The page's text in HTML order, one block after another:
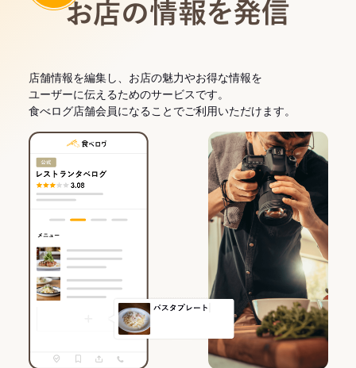
店舗情報を編集し、お店の魅力やお得な情報を
ユーザーに伝えるためのサービスです。
食べログ店舗会員になることでご利用いただけます。